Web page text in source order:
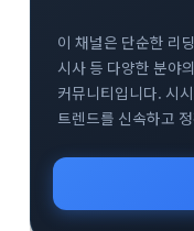
이 채널은 단순한 리
시사 등 다양한 분야
커뮤니티입니다. 시
트렌드를 신속하고
기반으로 유익한 정
다방면의 깊이 있는
하는 분들에게 최적